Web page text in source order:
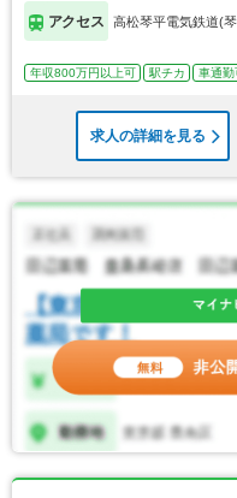
アクセス 高松琴平電気鉄道(
年収800万円以上可 駅チカ 車通勤
求人の詳細を見る